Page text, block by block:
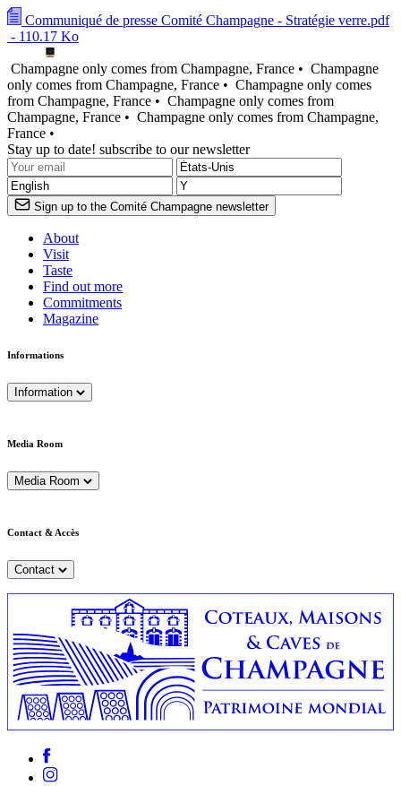
Communiqué de presse Comité Champagne - Stratégie verre.pdf
- 110.17 Ko
Champagne only comes from Champagne, France • Champagne
only comes from Champagne, France • Champagne only comes
from Champagne, France • Champagne only comes from
Champagne, France • Champagne only comes from Champagne,
France •
Stay up to date! subscribe to our newsletter
Sign up to the Comité Champagne newsletter
About
Visit
Taste
Find out more
Commitments
Magazine
Informations
Information
Media Room
Media Room
Contact & Accès
Contact